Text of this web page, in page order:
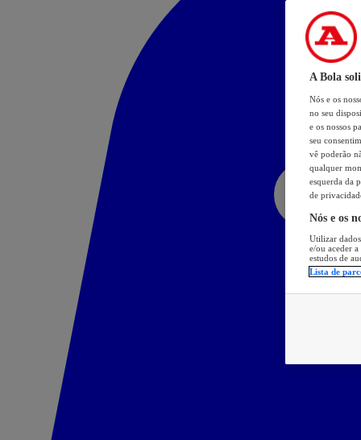
A Bola
Nós e os
no seu
e os nossos
seu
vê poderão
qualquer
esquerda da
de
Nós e os
Utilizar
e/ou aceder
estudos de
Lista de